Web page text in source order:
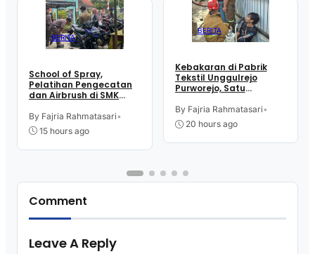
BERITA
School of Spray,
Pelatihan Pengecatan
dan Airbrush di SMK
Kutoarjo
By Fajria Rahmatasari•
15 hours ago
BERITA
Kebakaran di Pabrik
Tekstil Unggulrejo
Purworejo, Satu
Tulang, Petugas
Damkar Sesak Nafas
By Fajria Rahmatasari•
20 hours ago
Comment
Leave A Reply